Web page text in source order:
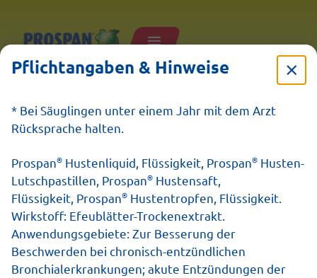
Grippe oder
Erkältung:
Symptome, Verlauf
und Dauer
Pflichtangaben & Hinweise
* Bei Säuglingen unter einem Jahr mit dem Arzt
Rücksprache halten.
Prospan® Hustenliquid, Flüssigkeit, Prospan® Husten-
Lutschpastillen, Prospan® Hustensaft,
Flüssigkeit, Prospan® Hustentropfen, Flüssigkeit.
Wirkstoff: Efeublätter-Trockenextrakt.
Anwendungsgebiete: Zur Besserung der
Beschwerden bei chronisch-entzündlichen
Bronchialerkrankungen; akute Entzündungen der